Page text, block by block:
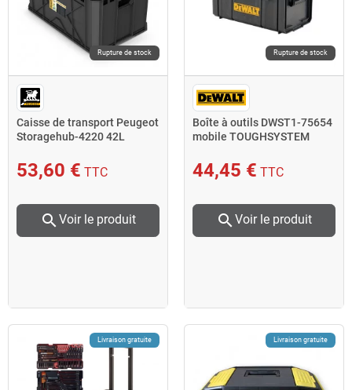
Rupture de stock
Caisse de transport Peugeot
Storagehub-4220 42L
53,60 € TTC
search Voir le produit
Rupture de stock
Boîte à outils DWST1-75654
mobile TOUGHSYSTEM
44,45 € TTC
search Voir le produit
Livraison gratuite Livraison gratuite